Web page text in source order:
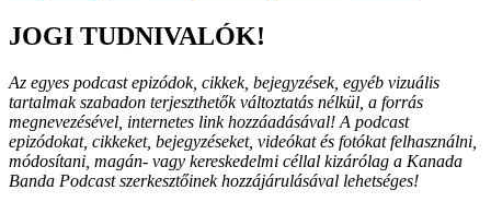
JOGI TUDNIVALÓK!
Az egyes podcast epizódok, cikkek, bejegyzések, egyéb vizuális
tartalmak szabadon terjeszthetők változtatás nélkül, a forrás
megnevezésével, internetes link hozzáadásával! A podcast
epizódokat, cikkeket, bejegyzéseket, videókat és fotókat felhasználni,
módosítani, magán- vagy kereskedelmi céllal kizárólag a Kanada
Banda Podcast szerkesztőinek hozzájárulásával lehetséges!